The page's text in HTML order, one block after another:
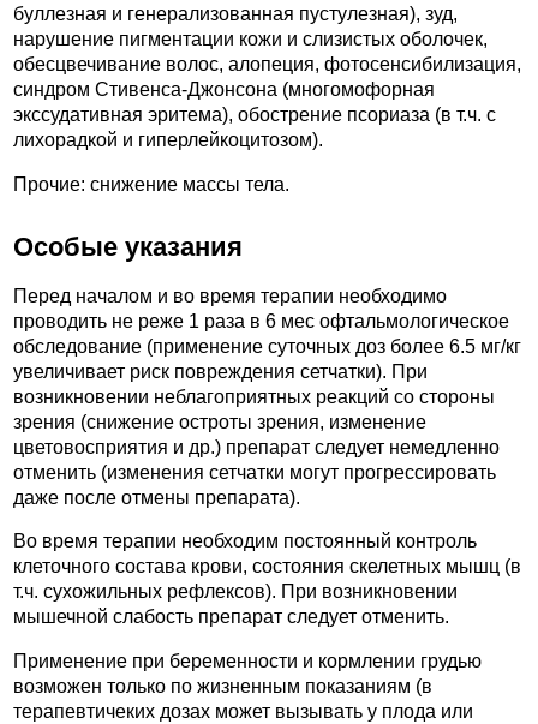
буллезная и генерализованная пустулезная), зуд,
нарушение пигментации кожи и слизистых оболочек,
обесцвечивание волос, алопеция, фотосенсибилизация,
синдром Стивенса-Джонсона (многомофорная
экссудативная эритема), обострение псориаза (в т.ч. с
лихорадкой и гиперлейкоцитозом).
Прочие: снижение массы тела.
Особые указания
Перед началом и во время терапии необходимо
проводить не реже 1 раза в 6 мес офтальмологическое
обследование (применение суточных доз более 6.5 мг/кг
увеличивает риск повреждения сетчатки). При
возникновении неблагоприятных реакций со стороны
зрения (снижение остроты зрения, изменение
цветовосприятия и др.) препарат следует немедленно
отменить (изменения сетчатки могут прогрессировать
даже после отмены препарата).
Во время терапии необходим постоянный контроль
клеточного состава крови, состояния скелетных мышц (в
т.ч. сухожильных рефлексов). При возникновении
мышечной слабость препарат следует отменить.
Применение при беременности и кормлении грудью
возможен только по жизненным показаниям (в
терапевтичеких дозах может вызывать у плода или